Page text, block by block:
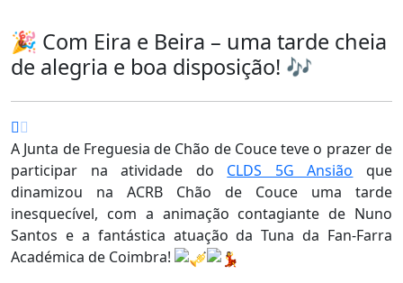
🎉 Com Eira e Beira – uma tarde cheia
de alegria e boa disposição! 🎶
A Junta de Freguesia de Chão de Couce teve o prazer de
participar na atividade do CLDS 5G Ansião que
dinamizou na ACRB Chão de Couce uma tarde
inesquecível, com a animação contagiante de Nuno
Santos e a fantástica atuação da Tuna da Fan-Farra
Académica de Coimbra!